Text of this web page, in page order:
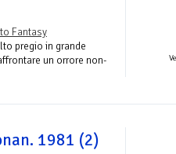
Fantasy
pregio in grande
un orrore non-
1981 (2)